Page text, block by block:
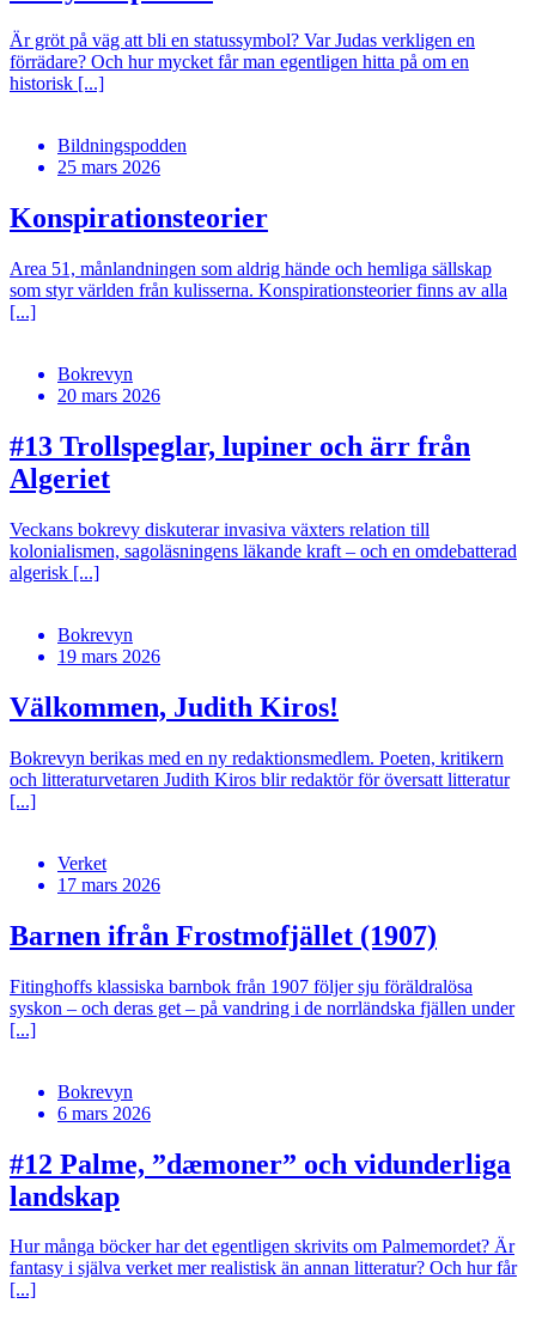
Är gröt på väg att bli en statussymbol? Var Judas verkligen en
förrädare? Och hur mycket får man egentligen hitta på om en
historisk [...]
Bildningspodden
25 mars 2026
Konspirationsteorier
Area 51, månlandningen som aldrig hände och hemliga sällskap
som styr världen från kulisserna. Konspirationsteorier finns av alla
[...]
Bokrevyn
20 mars 2026
#13 Trollspeglar, lupiner och ärr från
Algeriet
Veckans bokrevy diskuterar invasiva växters relation till
kolonialismen, sagoläsningens läkande kraft – och en omdebatterad
algerisk [...]
Bokrevyn
19 mars 2026
Välkommen, Judith Kiros!
Bokrevyn berikas med en ny redaktionsmedlem. Poeten, kritikern
och litteraturvetaren Judith Kiros blir redaktör för översatt litteratur
[...]
Verket
17 mars 2026
Barnen ifrån Frostmofjället (1907)
Fitinghoffs klassiska barnbok från 1907 följer sju föräldralösa
syskon – och deras get – på vandring i de norrländska fjällen under
[...]
Bokrevyn
6 mars 2026
#12 Palme, ”dæmoner” och vidunderliga
landskap
Hur många böcker har det egentligen skrivits om Palmemordet? Är
fantasy i själva verket mer realistisk än annan litteratur? Och hur får
[...]